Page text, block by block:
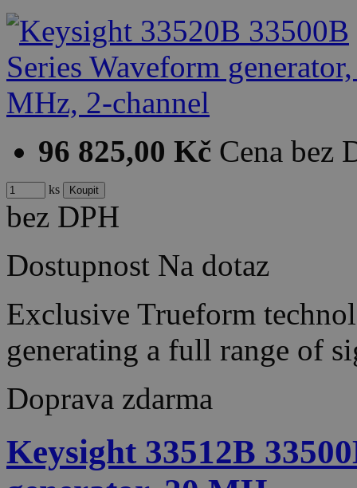
96 825,00 Kč Cena bez
ks
bez DPH
Dostupnost Na dotaz
Exclusive Trueform
generating a full range of
Doprava zdarma
Keysight 33512B